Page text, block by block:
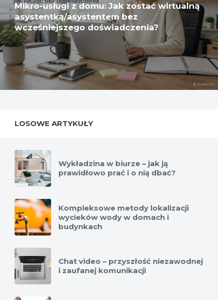
Mikro-usługi z domu: Jak zostać wirtualną
asystentką/asystentem bez
wcześniejszego doświadczenia?
LOSOWE ARTYKUŁY
Wykładzina w biurze – jak ją
prawidłowo prać i o nią dbać?
Kompleksowe metody lokalizacji
wycieków wody w domach i
budynkach
Chat video – przyszłość niezawodnej
i zaufanej komunikacji